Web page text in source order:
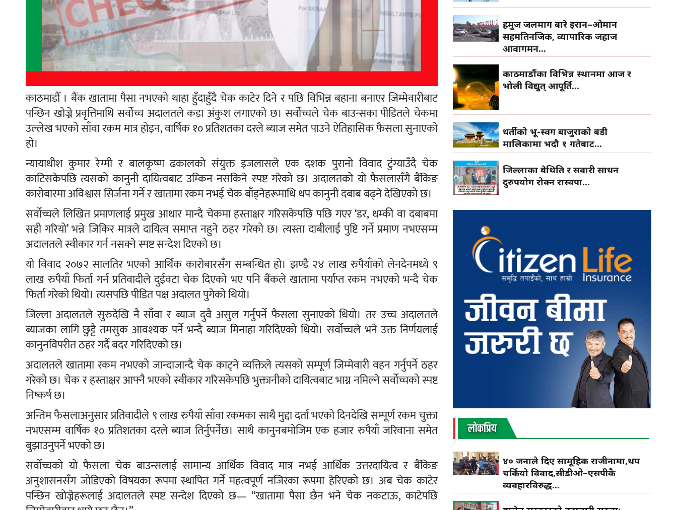
काठमाडौँ । बैंक खातामा पैसा नभएको थाहा हुँदाहुँदै चेक काटेर दिने र पछि विभिन्न बहाना बनाएर जिम्मेवारीबाट
पन्छिन खोज्ने प्रवृत्तिमाथि सर्वोच्च अदालतले कडा अंकुश लगाएको छ। सर्वोच्चले चेक बाउन्सका पीडितले चेकमा
उल्लेख भएको साँवा रकम मात्र होइन, वार्षिक १० प्रतिशतका दरले ब्याज समेत पाउने ऐतिहासिक फैसला सुनाएको
हो।
न्यायाधीश कुमार रेग्मी र बालकृष्ण ढकालको संयुक्त इजलासले एक दशक पुरानो विवाद टुंग्याउँदै चेक
काटिसकेपछि त्यसको कानुनी दायित्वबाट उम्किन नसकिने स्पष्ट गरेको छ। अदालतको यो फैसलासँगै बैंकिङ
कारोबारमा अविश्वास सिर्जना गर्ने र खातामा रकम नभई चेक बाँड्नेहरूमाथि थप कानुनी दबाब बढ्ने देखिएको छ।
सर्वोच्चले लिखित प्रमाणलाई प्रमुख आधार मान्दै चेकमा हस्ताक्षर गरिसकेपछि पछि गएर ‘डर, धम्की वा दबाबमा
सही गरियो’ भन्ने जिकिर मात्रले दायित्व समाप्त नहुने ठहर गरेको छ। त्यस्ता दाबीलाई पुष्टि गर्ने प्रमाण नभएसम्म
अदालतले स्वीकार गर्न नसक्ने स्पष्ट सन्देश दिएको छ।
यो विवाद २०७२ सालतिर भएको आर्थिक कारोबारसँग सम्बन्धित हो। झण्डै २४ लाख रुपैयाँको लेनदेनमध्ये ९
लाख रुपैयाँ फिर्ता गर्न प्रतिवादीले दुईवटा चेक दिएको भए पनि बैंकले खातामा पर्याप्त रकम नभएको भन्दै चेक
फिर्ता गरेको थियो। त्यसपछि पीडित पक्ष अदालत पुगेको थियो।
जिल्ला अदालतले सुरुदेखि नै साँवा र ब्याज दुवै असुल गर्नुपर्ने फैसला सुनाएको थियो। तर उच्च अदालतले
ब्याजका लागि छुट्टै तमसुक आवश्यक पर्ने भन्दै ब्याज मिनाहा गरिदिएको थियो। सर्वोच्चले भने उक्त निर्णयलाई
कानुनविपरीत ठहर गर्दै बदर गरिदिएको छ।
अदालतले खातामा रकम नभएको जान्दाजान्दै चेक काट्ने व्यक्तिले त्यसको सम्पूर्ण जिम्मेवारी वहन गर्नुपर्ने ठहर
गरेको छ। चेक र हस्ताक्षर आफ्नै भएको स्वीकार गरिसकेपछि भुक्तानीको दायित्वबाट भाग्न नमिल्ने सर्वोच्चको स्पष्ट
निष्कर्ष छ।
अन्तिम फैसलाअनुसार प्रतिवादीले ९ लाख रुपैयाँ साँवा रकमका साथै मुद्दा दर्ता भएको दिनदेखि सम्पूर्ण रकम चुक्ता
नभएसम्म वार्षिक १० प्रतिशतका दरले ब्याज तिर्नुपर्नेछ। साथै कानुनबमोजिम एक हजार रुपैयाँ जरिवाना समेत
बुझाउनुपर्ने भएको छ।
सर्वोच्चको यो फैसला चेक बाउन्सलाई सामान्य आर्थिक विवाद मात्र नभई आर्थिक उत्तरदायित्व र बैंकिङ
अनुशासनसँग जोडिएको विषयका रूपमा स्थापित गर्ने महत्वपूर्ण नजिरका रूपमा हेरिएको छ। अब चेक काटेर
पन्छिन खोज्नेहरूलाई अदालतले स्पष्ट सन्देश दिएको छ— “खातामा पैसा छैन भने चेक नकटाऊ, काटेपछि
हर्मुज जलमार्ग बारे इरान–ओमान
सहमतिनजिक, व्यापारिक जहाज
आवागमन...
काठमाडौंका विभिन्न स्थानमा आज र
भोली विद्युत् आपूर्ति...
धर्तीको भू-स्वर्ग बाजुराको बडी
मालिकामा भदौ १ गतेबाट...
जिल्लाका बेथिति र सवारी साधन
दुरुपयोग रोक्न रास्वपा...
लाेकप्रिय
४० जनाले दिए सामूहिक राजीनामा,थप
चर्कियो विवाद,सीडीओ–एसपीकै
व्यवहारविरुद्ध...